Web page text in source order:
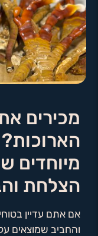
מכירים
מיוחדים
הצלחת
אם אתם עדיין
והחביב שמוצאים